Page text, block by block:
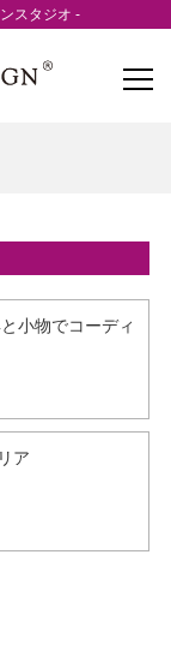
スタジオ -
小物でコーディ
ア